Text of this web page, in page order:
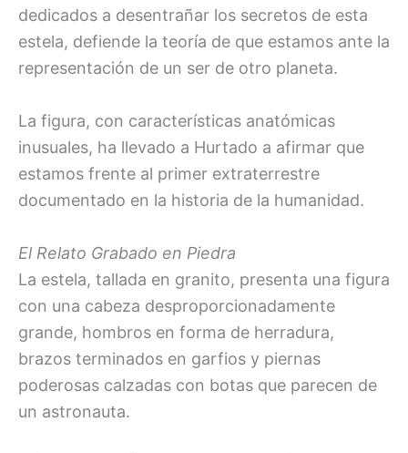
dedicados a desentrañar los secretos de esta
estela, defiende la teoría de que estamos ante la
representación de un ser de otro planeta.
La figura, con características anatómicas
inusuales, ha llevado a Hurtado a afirmar que
estamos frente al primer extraterrestre
documentado en la historia de la humanidad.
El Relato Grabado en Piedra
La estela, tallada en granito, presenta una figura
con una cabeza desproporcionadamente
grande, hombros en forma de herradura,
brazos terminados en garfios y piernas
poderosas calzadas con botas que parecen de
un astronauta.